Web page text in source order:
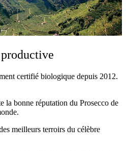
certifié biologique depuis 2012.
la bonne réputation du Prosecco de
meilleurs terroirs du célèbre